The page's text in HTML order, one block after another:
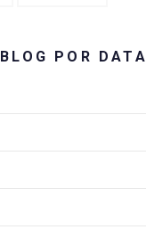
POR DATA